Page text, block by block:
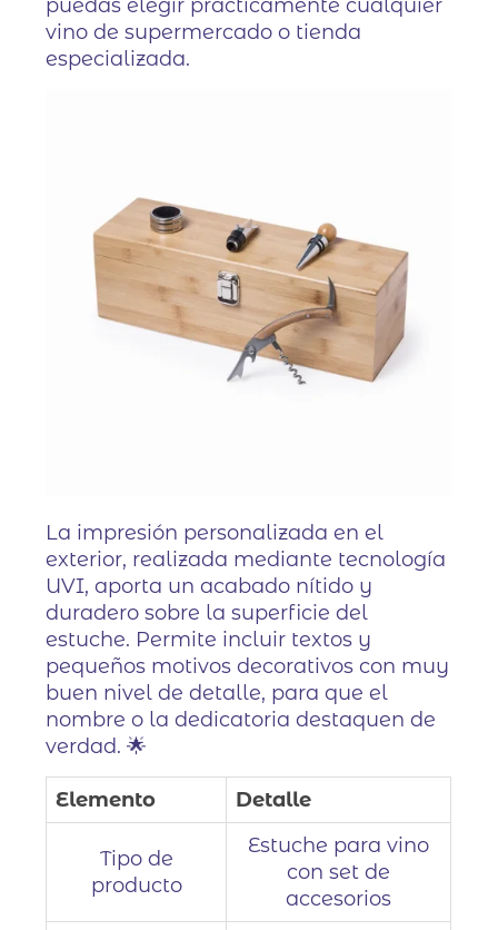
puedas elegir prácticamente cualquier
vino de supermercado o tienda
especializada.
La impresión personalizada en el
exterior, realizada mediante tecnología
UVI, aporta un acabado nítido y
duradero sobre la superficie del
estuche. Permite incluir textos y
pequeños motivos decorativos con muy
buen nivel de detalle, para que el
nombre o la dedicatoria destaquen de
verdad. 🌟
Elemento Detalle
Tipo de
producto
Estuche para vino
con set de
accesorios